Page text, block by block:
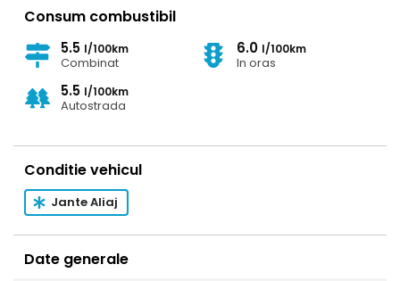
- Proiectoare Ceața
- Mașina se prezintă in stare excelenta tehnic si optic
- Ac
- Xenon
- Navigație 2D/3D (Europa si Romania)
Consum combustibil
5.5 l/100km
Combinat
6.0 l/100km
In oras
5.5 l/100km
Autostrada
Conditie vehicul
Jante Aliaj
Date generale